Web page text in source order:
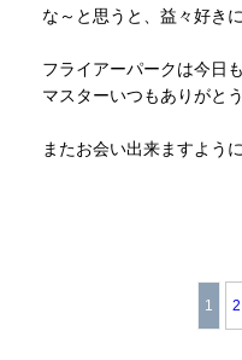
な～と思うと、益々好き
フライアーパークは今日
マスターいつもありがと
またお会い出来ますように
1 2